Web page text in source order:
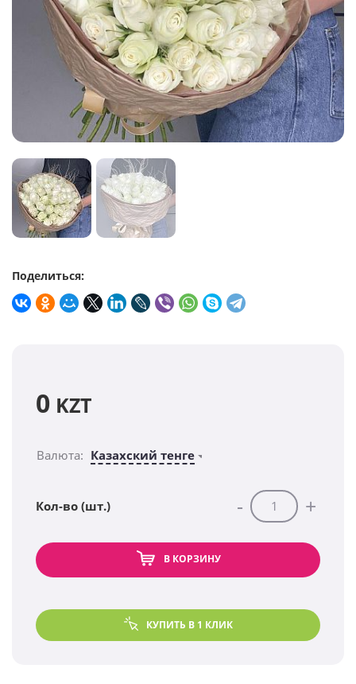
Поделиться:
0 KZT
Валюта: Казахский тенге
Кол-во (шт.) - +
В КОРЗИНУ
КУПИТЬ В 1 КЛИК